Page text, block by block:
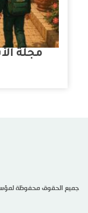
جميع الحقوق محفوظة